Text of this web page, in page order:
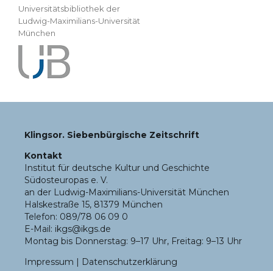
Universitätsbibliothek der
Ludwig-Maximilians-Universität
München
Klingsor. Siebenbürgische Zeitschrift
Kontakt
Institut für deutsche Kultur und Geschichte
Südosteuropas e. V.
an der Ludwig-Maximilians-Universität München
Halskestraße 15, 81379 München
Telefon: 089/78 06 09 0
E-Mail: ikgs@ikgs.de
Montag bis Donnerstag: 9–17 Uhr, Freitag: 9–13 Uhr
Impressum | Datenschutzerklärung